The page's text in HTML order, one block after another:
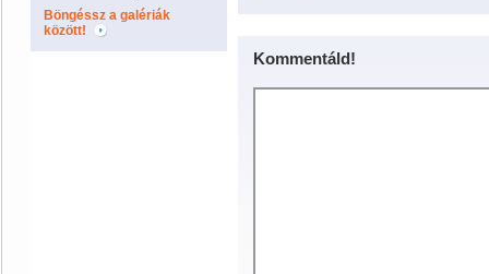
Böngéssz a galériák
között!
Kommentáld!